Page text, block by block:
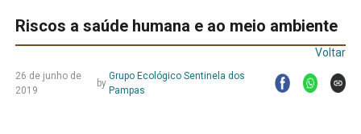
Riscos a saúde humana e ao meio ambiente
Voltar
26 de junho de
2019
by
Grupo Ecológico Sentinela dos
Pampas